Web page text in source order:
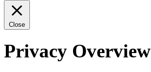
Close
Privacy Overview